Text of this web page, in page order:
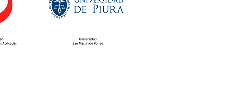
los
estudiantes en